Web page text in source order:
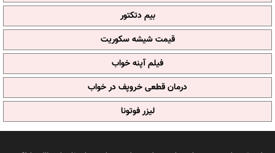
بیم دتکتور
قیمت شیشه سکوریت
فیلم آپنه خواب
درمان قطعی خروپف در خواب
لیزر فوتونا